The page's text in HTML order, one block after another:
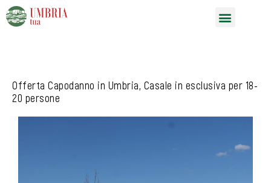
Vai
al
Offerta Capodanno in Umbria, Casale in esclusiva per 18-
20 persone